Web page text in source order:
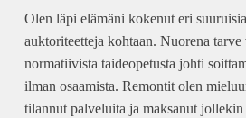
Olen läpi elämäni kokenut eri
auktoriteetteja kohtaan. Nuorena tarve
normatiivista taideopetusta johti
ilman osaamista. Remontit olen
tilannut palveluita ja maksanut jollekin